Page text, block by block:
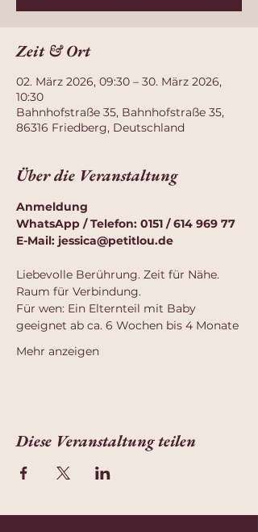
Zeit & Ort
02. März 2026, 09:30 – 30. März 2026,
10:30
Bahnhofstraße 35, Bahnhofstraße 35,
86316 Friedberg, Deutschland
Über die Veranstaltung
Anmeldung
WhatsApp / Telefon: 0151 / 614 969 77
E-Mail: jessica@petitlou.de
Liebevolle Berührung. Zeit für Nähe.
Raum für Verbindung.
Für wen: Ein Elternteil mit Baby
geeignet ab ca. 6 Wochen bis 4 Monate
Mehr anzeigen
Diese Veranstaltung teilen